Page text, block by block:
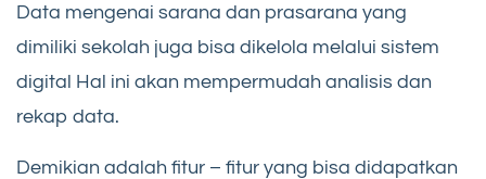
Data mengenai sarana dan prasarana yang
dimiliki sekolah juga bisa dikelola melalui sistem
digital Hal ini akan mempermudah analisis dan
rekap data.
Demikian adalah fitur – fitur yang bisa didapatkan